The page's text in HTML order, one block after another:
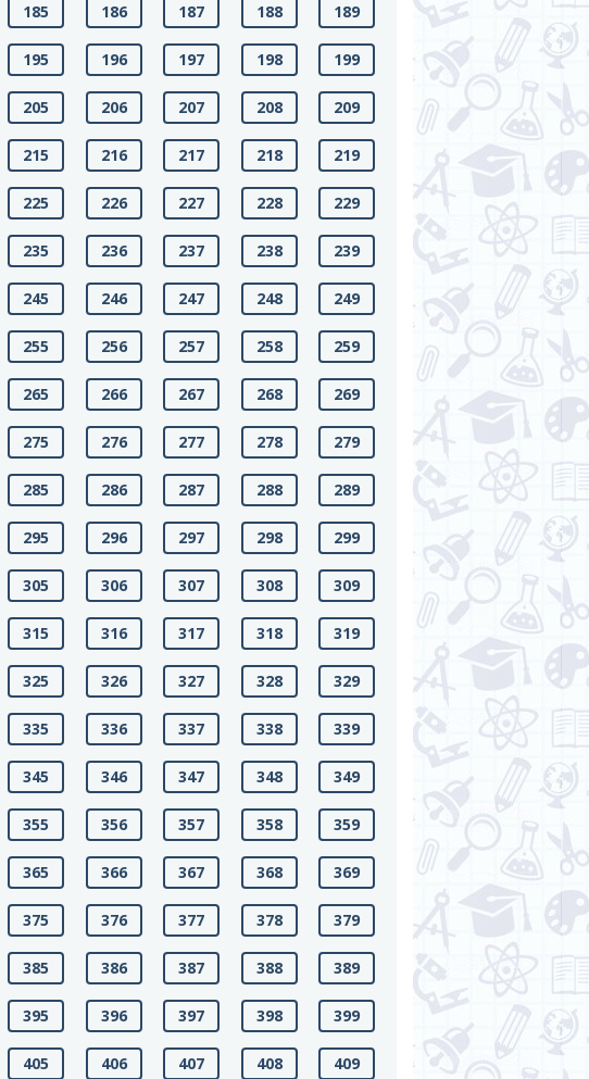
185 186 187 188 189
195 196 197 198 199
205 206 207 208 209
215 216 217 218 219
225 226 227 228 229
235 236 237 238 239
245 246 247 248 249
255 256 257 258 259
265 266 267 268 269
275 276 277 278 279
285 286 287 288 289
295 296 297 298 299
305 306 307 308 309
315 316 317 318 319
325 326 327 328 329
335 336 337 338 339
345 346 347 348 349
355 356 357 358 359
365 366 367 368 369
375 376 377 378 379
385 386 387 388 389
395 396 397 398 399
405 406 407 408 409